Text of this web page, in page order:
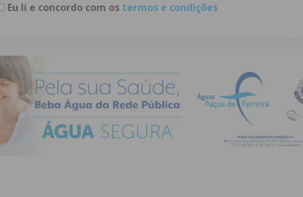
Eu li e concordo com os termos e condições